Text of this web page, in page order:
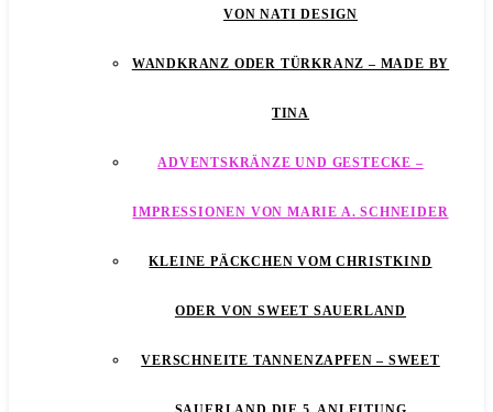
VON NATI DESIGN
WANDKRANZ ODER TÜRKRANZ – MADE BY
TINA
ADVENTSKRÄNZE UND GESTECKE –
IMPRESSIONEN VON MARIE A. SCHNEIDER
KLEINE PÄCKCHEN VOM CHRISTKIND
ODER VON SWEET SAUERLAND
VERSCHNEITE TANNENZAPFEN – SWEET